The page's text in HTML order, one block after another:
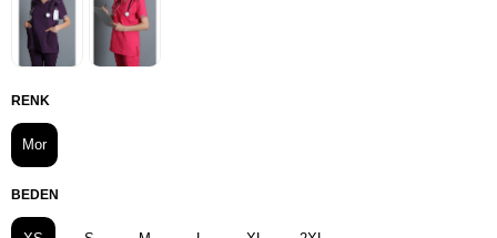
RENK
Mor
BEDEN